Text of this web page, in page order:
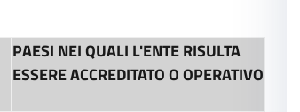
PAESI NEI QUALI L'ENTE RISULTA
ESSERE ACCREDITATO O OPERATIVO